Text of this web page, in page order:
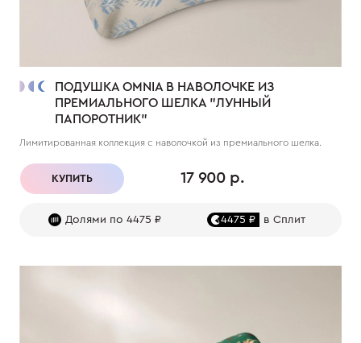
ПОДУШКА OMNIA В НАВОЛОЧКЕ ИЗ
ПРЕМИАЛЬНОГО ШЕЛКА "ЛУННЫЙ
ПАПОРОТНИК"
Лимитированная коллекция с наволочкой из премиального шелка.
КУПИТЬ 17 900 р.
Долями по 4475 ₽ 4475 ₽ в Сплит